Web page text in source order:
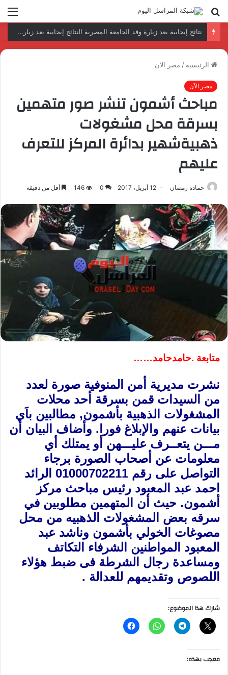
بحث
عن
رئيس المكتب التنفيذي للمجلس العربي للاختصاصات الصحية يبحث مع الأمين العام لجامعة الدول العربية تعزيز التعاون لتطوير النظم الصحية العربية
الرئيسية / مصر الآن
مصر الآن
مباحث أشمون تنشر صور متهمين
بسرقة محل مشغولات
ذهبيةشهير بدائرة المركز للتعرف
عليهم
حماده رمضان 12 أبريل، 2017 0
146 أقل من دقيقة
متابعة .حامدحامد……
نشرت مديرية أمن المنوفية صورة لعدد
من السيدات قمن بسرقة أحد محلات
المشغولات الذهبية بأشمون, مطالبين باَي
بيانات عنهم والإبلاغ فورا. وأضاف البيان أن
مـــن يتعــرف عليـــهن أو يمتلك أي
معلومات عن أصحاب الصورة برجاء
التواصل على رقم 01000702211 الرائد
احمد عبد المعبود رئيس مباحث مركز
أشمون. حيث أن المتهمين مطلوبين في
سرقه بعض المشغولات الذهبيه من محل
مصوغات الخولي بأشمون وناشد عبد
المعبود المواطنين الشرفاء التكاتف
ومساعدة رجال الشرطة فى ضبط هؤلاء
اللصوص وتقديمهم للعدالة .
شارك هذا الموضوع:
معجب بهذه: